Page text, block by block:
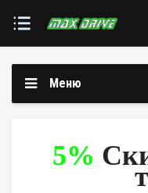
Меню
5%